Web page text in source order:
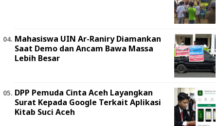
Mahasiswa UIN Ar-Raniry Diamankan
Saat Demo dan Ancam Bawa Massa
Lebih Besar
DPP Pemuda Cinta Aceh Layangkan
Surat Kepada Google Terkait Aplikasi
Kitab Suci Aceh